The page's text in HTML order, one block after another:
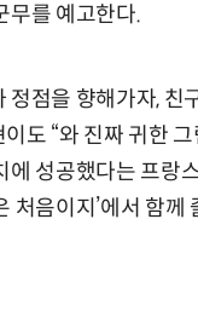
무를 예고한다.
정점을 향해가자, 친
도 “와 진짜 귀한
에 성공했다는 프랑
처음이지’에서 함께